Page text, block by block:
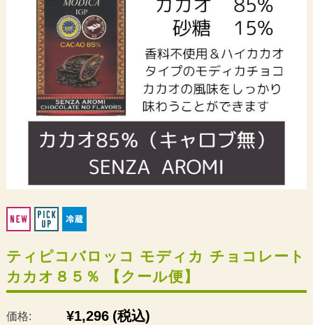
ティピコバロッコ モディカ チョコレート
カカオ８５％ 【クール便】
価格: ¥1,296 (税込)